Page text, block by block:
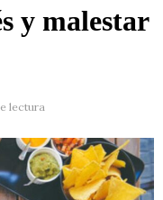
y malestar
lectura